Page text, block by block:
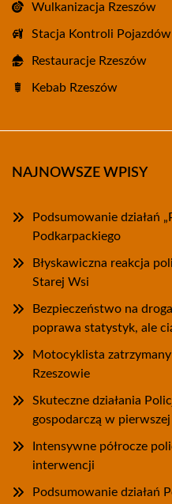
Wulkanizacja Rzeszów
Stacja Kontroli Pojazdów
Restauracje Rzeszów
Kebab Rzeszów
NAJNOWSZE WPISY
Podsumowanie działań
Podkarpackiego
Błyskawiczna reakcja
Starej Wsi
Bezpieczeństwo na
poprawa statystyk, ale
Motocyklista
Rzeszowie
Skuteczne działania
gospodarczą w
Intensywne półrocze
interwencji
Podsumowanie działań